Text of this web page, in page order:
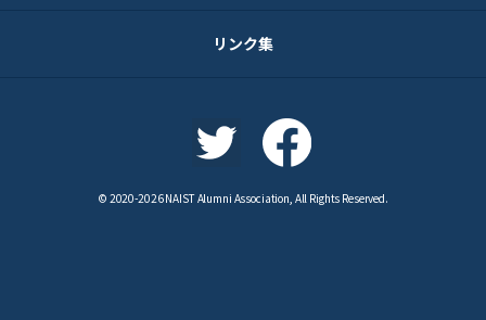
リンク集
© 2020-2026 NAIST Alumni Association, All Rights Reserved.